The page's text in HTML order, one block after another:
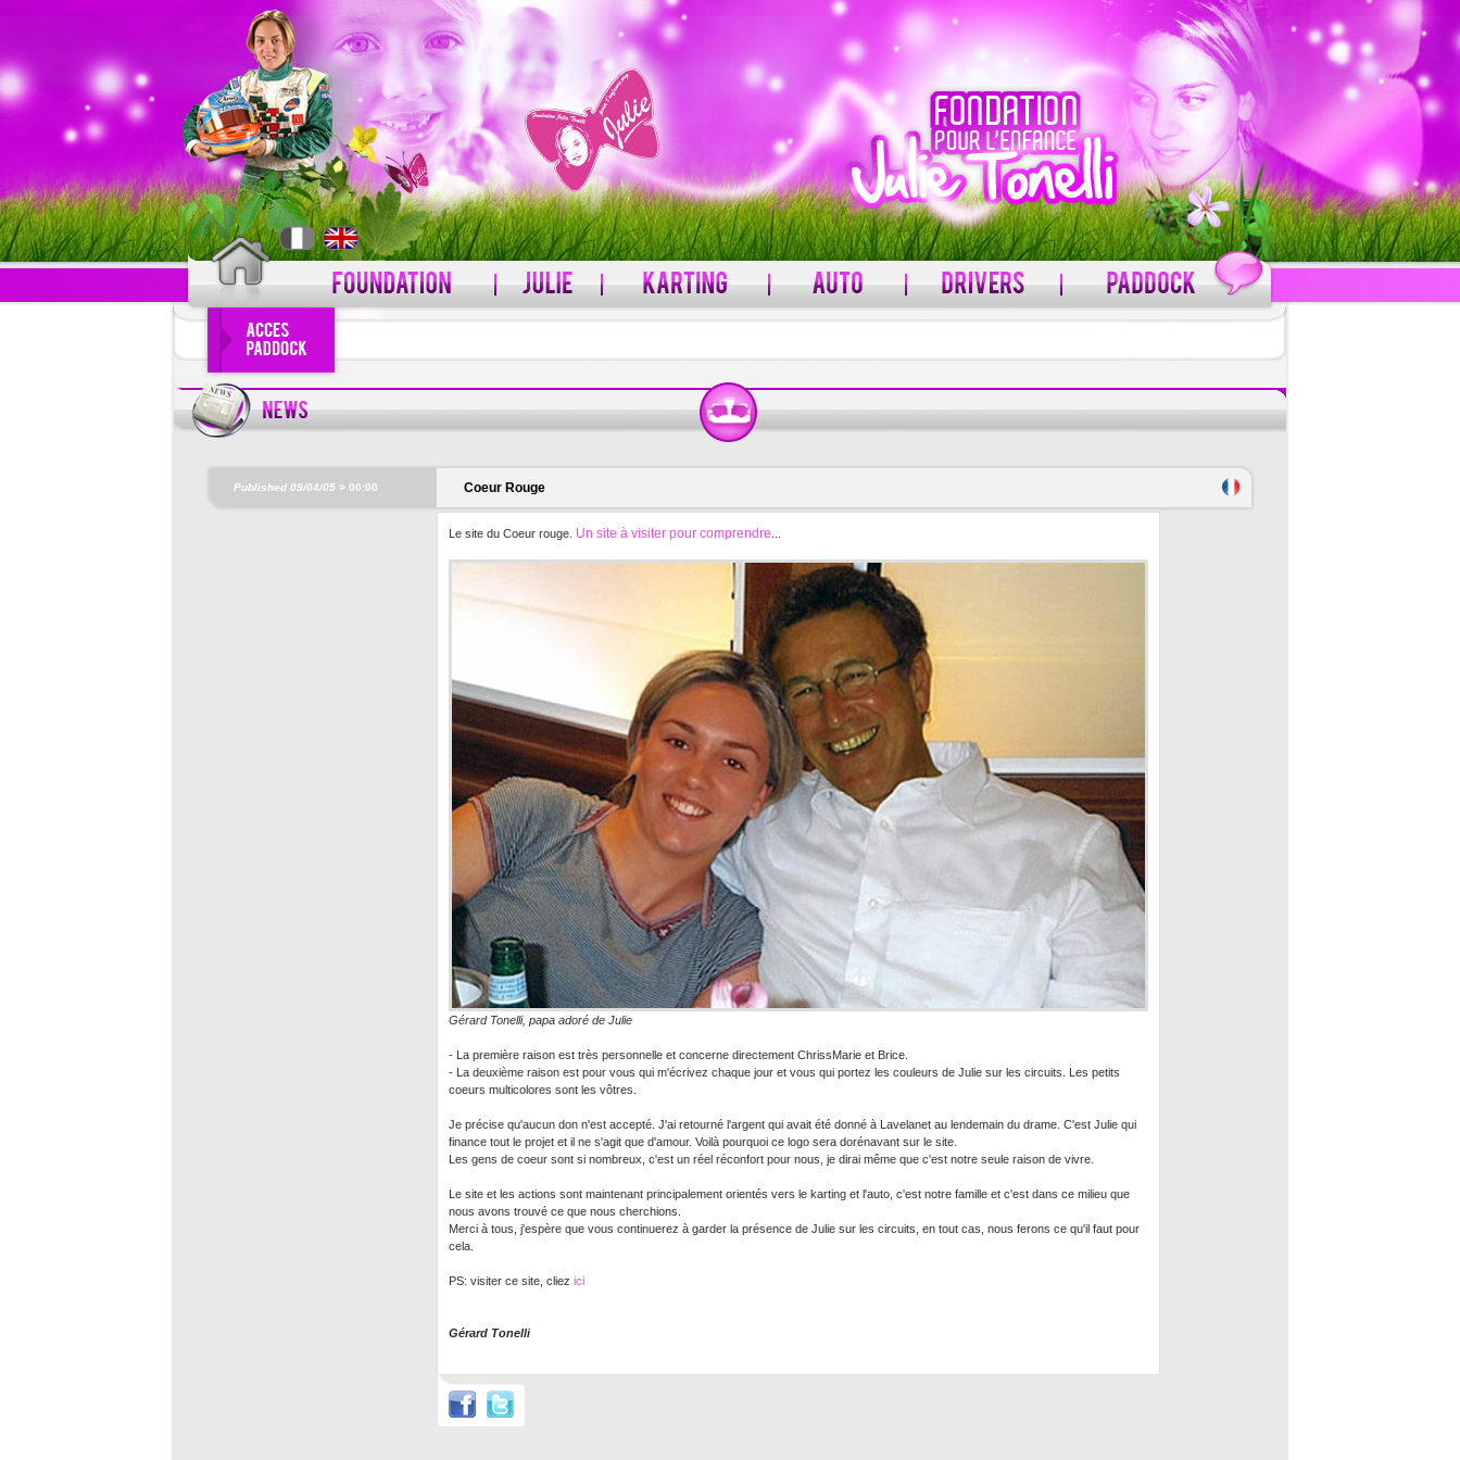
Forgot your username? Forgot your password?
Published 09/04/05 > 00:00 Coeur Rouge
Le site du Coeur rouge. Un site à visiter pour comprendre
Gérard Tonelli, papa adoré de Julie
- La première raison est très personnelle et concerne directement ChrissMarie et Brice.
- La deuxième raison est pour vous qui m'écrivez chaque jour et vous qui portez les couleurs de Julie sur les circuits. Les petits
coeurs multicolores sont les vôtres.
Je précise qu'aucun don n'est accepté. J'ai retourné l'argent qui avait été donné à Lavelanet au lendemain du drame. C'est Julie qui
finance tout le projet et il ne s'agit que d'amour. Voilà pourquoi ce logo sera dorénavant sur le site.
Les gens de coeur sont si nombreux, c'est un réel réconfort pour nous, je dirai même que c'est notre seule raison de vivre.
Le site et les actions sont maintenant principalement orientés vers le karting et l'auto, c'est notre famille et c'est dans ce milieu que
nous avons trouvé ce que nous cherchions.
Merci à tous, j'espère que vous continuerez à garder la présence de Julie sur les circuits, en tout cas, nous ferons ce qu'il faut pour
cela.
PS: visiter ce site, cliez ici
Gérard Tonelli